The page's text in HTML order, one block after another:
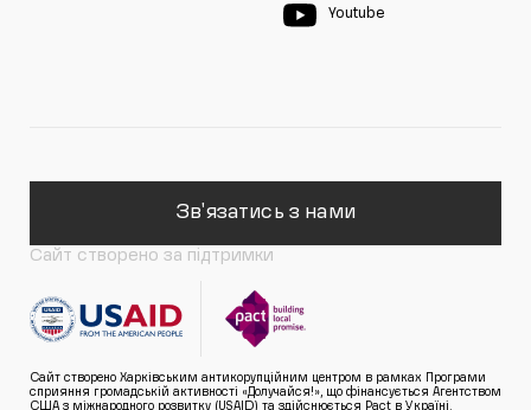
Youtube
Зв'язатись з нами
Сайт створено за підтримки
Сайт створено Харківським антикорупційним центром в рамках Програми
сприяння громадській активності «Долучайся!», що фінансується Агентством
США з міжнародного розвитку (USAID) та здійснюється Pact в Україні.